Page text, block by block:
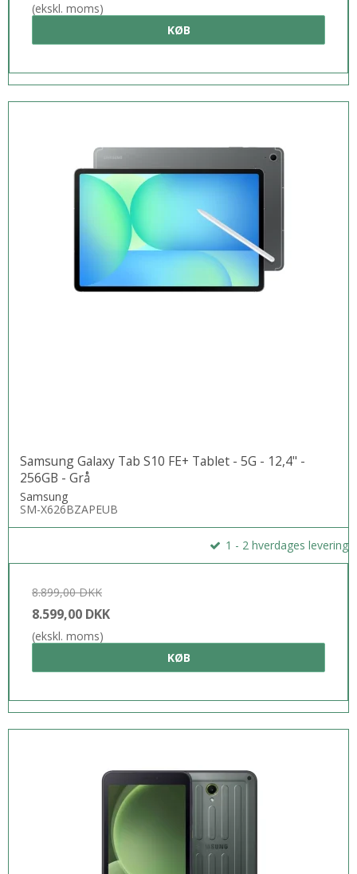
(ekskl. moms)
KØB
Samsung Galaxy Tab S10 FE+ Tablet - 5G - 12,4" -
256GB - Grå
Samsung
SM-X626BZAPEUB
1 - 2 hverdages levering
8.899,00 DKK
8.599,00 DKK
(ekskl. moms)
KØB